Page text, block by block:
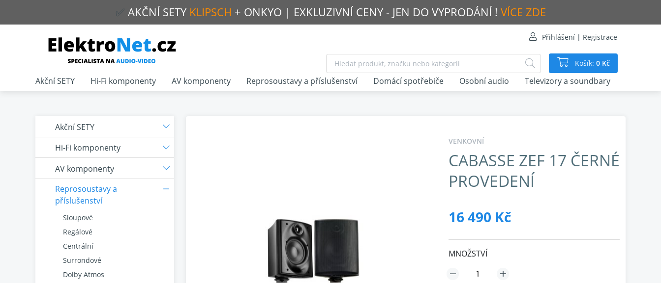
✅ AKČNÍ SETY KLIPSCH + ONKYO | EXKLUZIVNÍ CENY - JEN DO VYPRODÁNÍ ! VÍCE ZDE
Přihlášení | Registrace
Košík: 0 Kč
VENKOVNÍ
CABASSE ZEF 17 ČERNÉ
PROVEDENÍ
16 490 Kč
MNOŽSTVÍ
Akční SETY
Hi-Fi komponenty
AV komponenty
Reprosoustavy a
příslušenství
Sloupové
Regálové
Centrální
Surrondové
Dolby Atmos
Akční SETY Hi-Fi komponenty AV komponenty Reprosoustavy a příslušenství Domácí spotřebiče Osobní audio Televizory a soundbary